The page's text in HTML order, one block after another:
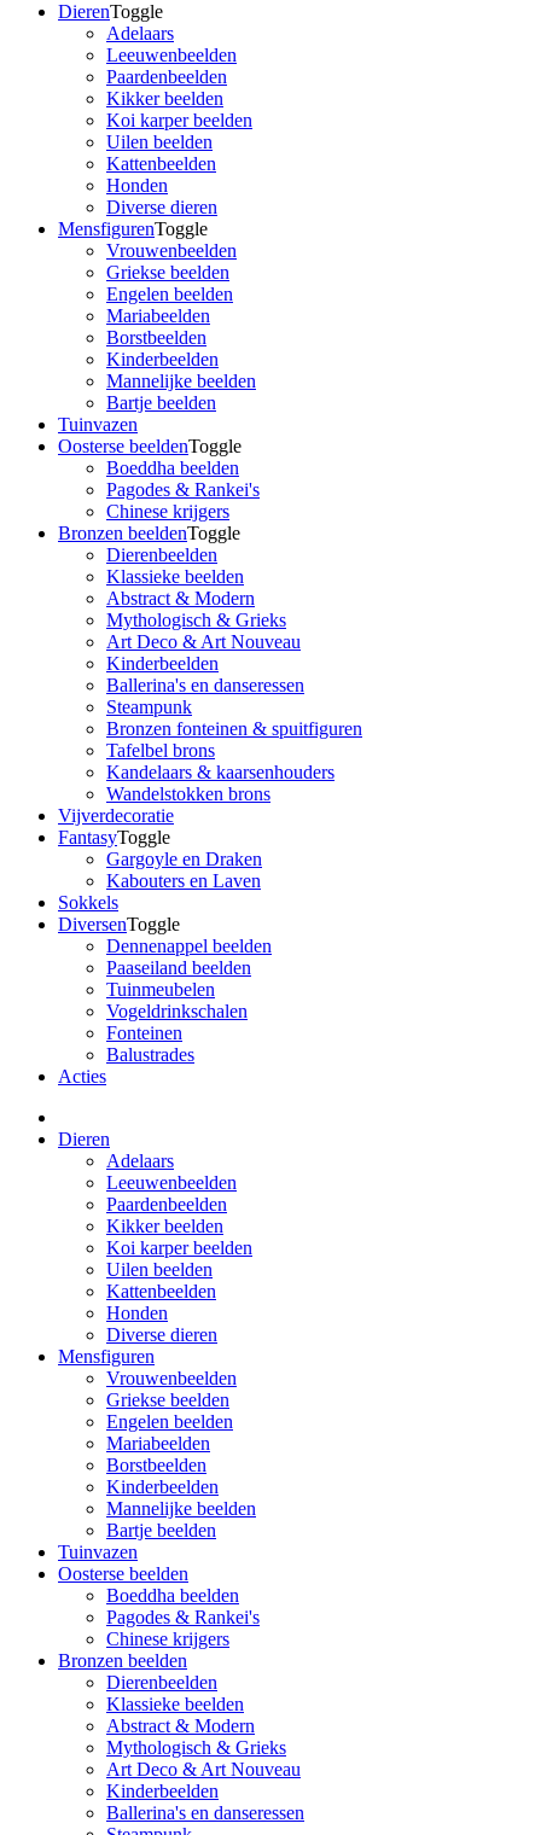
DierenToggle
Adelaars
Leeuwenbeelden
Paardenbeelden
Kikker beelden
Koi karper beelden
Uilen beelden
Kattenbeelden
Honden
Diverse dieren
MensfigurenToggle
Vrouwenbeelden
Griekse beelden
Engelen beelden
Mariabeelden
Borstbeelden
Kinderbeelden
Mannelijke beelden
Bartje beelden
Tuinvazen
Oosterse beeldenToggle
Boeddha beelden
Pagodes & Rankei's
Chinese krijgers
Bronzen beeldenToggle
Dierenbeelden
Klassieke beelden
Abstract & Modern
Mythologisch & Grieks
Art Deco & Art Nouveau
Kinderbeelden
Ballerina's en danseressen
Steampunk
Bronzen fonteinen & spuitfiguren
Tafelbel brons
Kandelaars & kaarsenhouders
Wandelstokken brons
Vijverdecoratie
FantasyToggle
Gargoyle en Draken
Kabouters en Laven
Sokkels
DiversenToggle
Dennenappel beelden
Paaseiland beelden
Tuinmeubelen
Vogeldrinkschalen
Fonteinen
Balustrades
Acties
Dieren
Adelaars
Leeuwenbeelden
Paardenbeelden
Kikker beelden
Koi karper beelden
Uilen beelden
Kattenbeelden
Honden
Diverse dieren
Mensfiguren
Vrouwenbeelden
Griekse beelden
Engelen beelden
Mariabeelden
Borstbeelden
Kinderbeelden
Mannelijke beelden
Bartje beelden
Tuinvazen
Oosterse beelden
Boeddha beelden
Pagodes & Rankei's
Chinese krijgers
Bronzen beelden
Dierenbeelden
Klassieke beelden
Abstract & Modern
Mythologisch & Grieks
Art Deco & Art Nouveau
Kinderbeelden
Ballerina's en danseressen